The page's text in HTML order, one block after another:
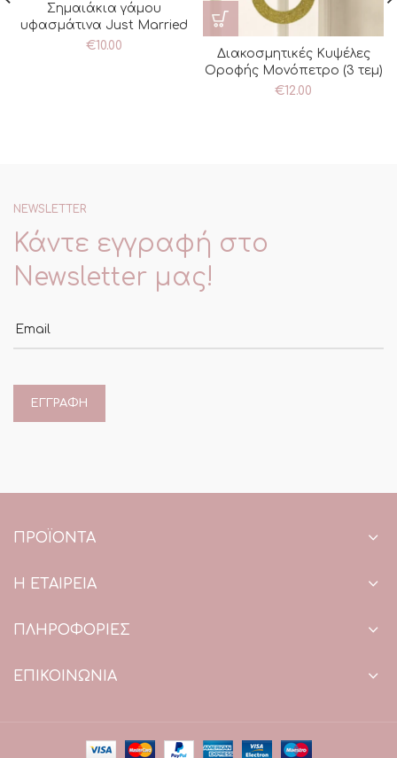
Σημαιάκια γάμου
υφασμάτινα Just Married
€10.00
Διακοσμητικές Κυψέλες
Οροφής Μονόπετρο (3 τεμ)
€12.00
NEWSLETTER
Κάντε εγγραφή στο
Newsletter μας!
ΠΡΟΪΌΝΤΑ
Η ΕΤΑΙΡΕΙΑ
ΠΛΗΡΟΦΟΡΙΕΣ
ΕΠΙΚΟΙΝΩΝΙΑ